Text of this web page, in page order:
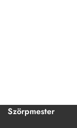
Szörpmester